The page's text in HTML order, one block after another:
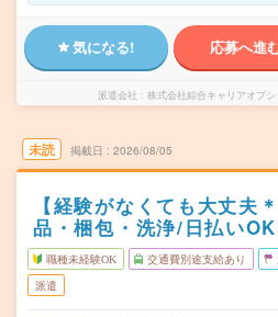
気になる! 応募へ進
派遣会社 株式会社綜合キャリアオプ
未読 掲載日 2026/08/05
【経験がなくても大丈夫
品・梱包・洗浄/日払いOK
職種未経験OK 交通費別途支給あり
派遣